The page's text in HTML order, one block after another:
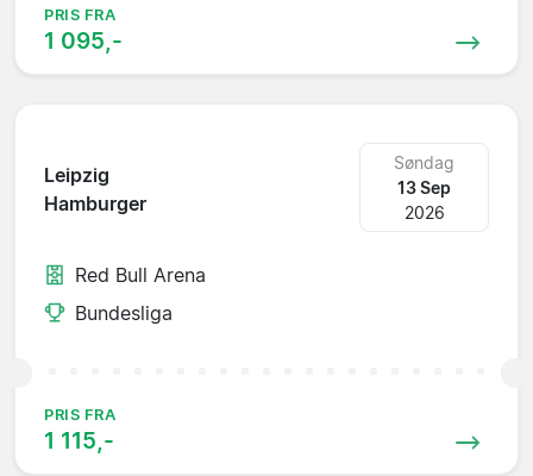
PRIS FRA
1 095,-
Leipzig
Hamburger
Søndag
13 Sep
2026
Red Bull Arena
Bundesliga
PRIS FRA
1 115,-